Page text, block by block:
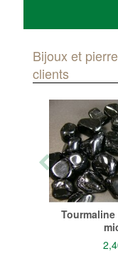
Bijoux et
clients